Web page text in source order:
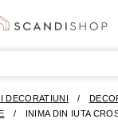
DECORATIUNI /
/ INIMA DIN IUTA